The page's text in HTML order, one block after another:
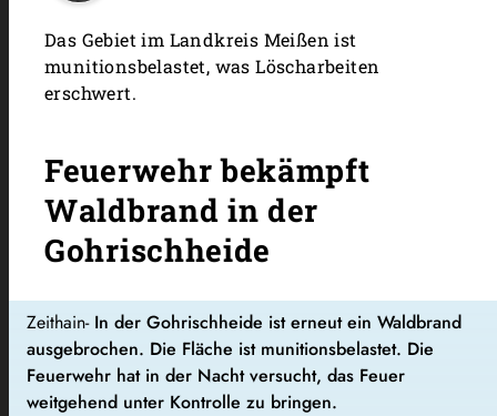
Das Gebiet im Landkreis Meißen ist
munitionsbelastet, was Löscharbeiten
erschwert.
Feuerwehr bekämpft
Waldbrand in der
Gohrischheide
Zeithain- In der Gohrischheide ist erneut ein Waldbrand
ausgebrochen. Die Fläche ist munitionsbelastet. Die
Feuerwehr hat in der Nacht versucht, das Feuer
weitgehend unter Kontrolle zu bringen.